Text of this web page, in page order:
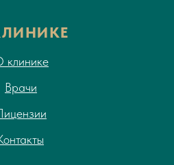
Врачи
клинике